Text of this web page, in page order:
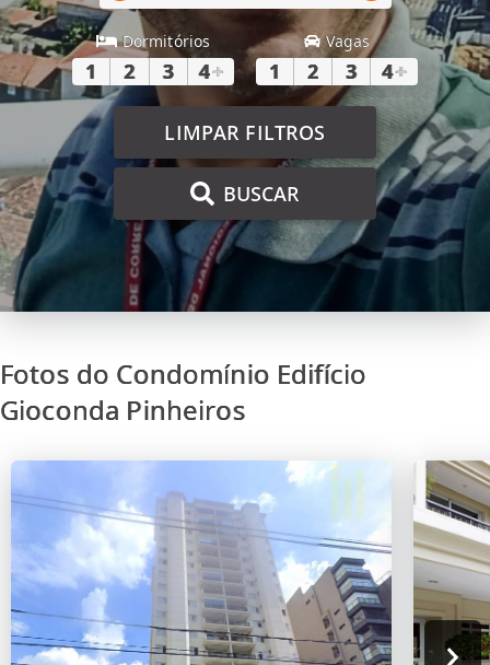
Dormitórios
1 2 3 4+
Vagas
1 2 3 4+
LIMPAR FILTROS
BUSCAR
Fotos do Condomínio Edifício
Gioconda Pinheiros